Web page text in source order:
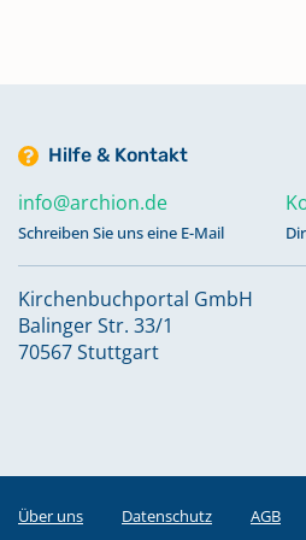
Verschmähungen 1922 - 1948;
Kircheneintritte 1914 - 1964;
Kirchenaustritte 1919 - 1964;
Totgeburten 1933 - 1952
Keine verfügbaren Digitalisate
Hilfe & Kontakt
info@archion.de
Schreiben Sie uns eine E-Mail
Kirchenbuchportal GmbH
Balinger Str. 33/1
70567 Stuttgart
Über uns Datenschutz AGB